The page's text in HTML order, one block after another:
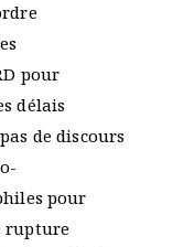
pour
délais
de discours
pour
rupture